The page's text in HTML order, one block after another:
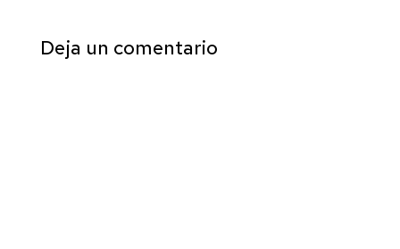
Deja un comentario